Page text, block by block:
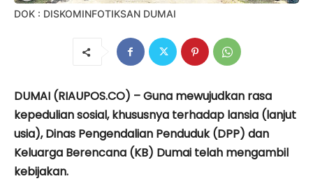
DOK : DISKOMINFOTIKSAN DUMAI
DUMAI (RIAUPOS.CO) – Guna mewujudkan rasa
kepedulian sosial, khususnya terhadap lansia (lanjut
usia), Dinas Pengendalian Penduduk (DPP) dan
Keluarga Berencana (KB) Dumai telah mengambil
kebijakan.